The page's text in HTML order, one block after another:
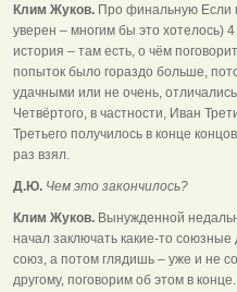
Клим Жуков. Про финальную Если
уверен – многим бы это хотелось)
история – там есть, о чём
попыток было гораздо больше,
удачными или не очень,
Четвёртого, в частности, Иван
Третьего получилось в конце
раз взял.
Д.Ю. Чем это закончилось?
Клим Жуков. Вынужденной
начал заключать какие-то
союз, а потом глядишь – уже и не
другому, поговорим об этом в конце.